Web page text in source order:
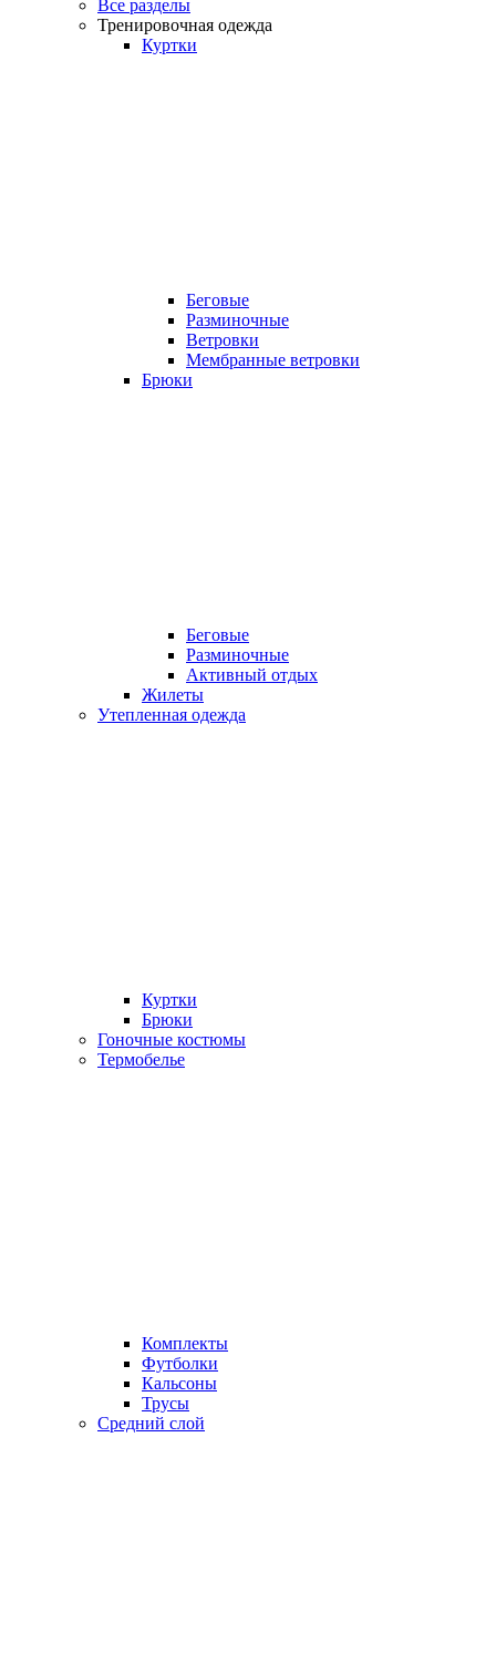
Все разделы
Тренировочная одежда
Куртки
Беговые
Разминочные
Ветровки
Мембранные ветровки
Брюки
Беговые
Разминочные
Активный отдых
Жилеты
Утепленная одежда
Куртки
Брюки
Гоночные костюмы
Термобелье
Комплекты
Футболки
Кальсоны
Трусы
Средний слой